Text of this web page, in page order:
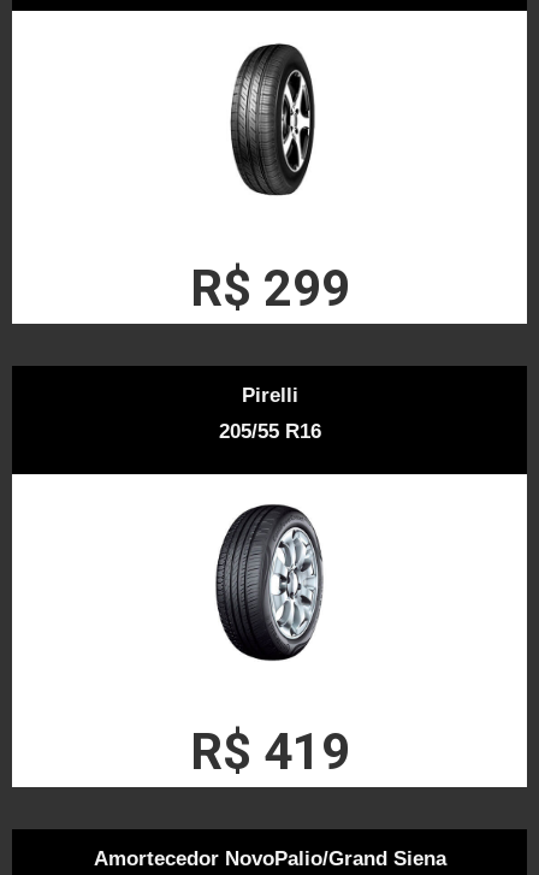
R$ 299
Pirelli
205/55 R16
R$ 419
Amortecedor NovoPalio/Grand Siena